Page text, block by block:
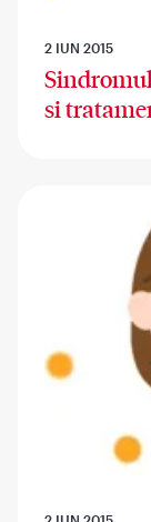
2 IUN 2015
si